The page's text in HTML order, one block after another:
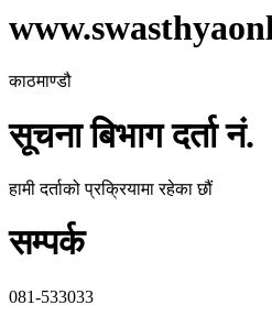
काठमाण्डौ
सूचना बिभाग दर्ता नं.
हामी दर्ताको प्रक्रियामा रहेका छौं
सम्पर्क
081-533033